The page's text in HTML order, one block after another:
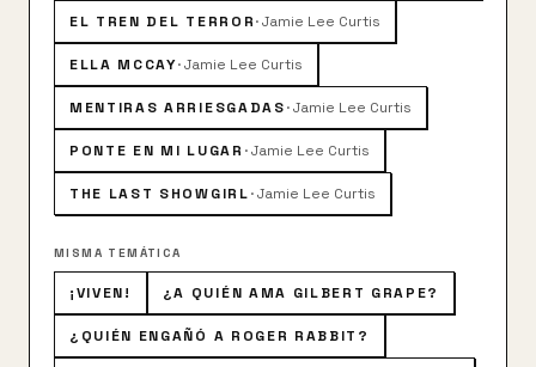
EL TREN DEL TERROR·Jamie Lee Curtis
ELLA MCCAY·Jamie Lee Curtis
MENTIRAS ARRIESGADAS·Jamie Lee Curtis
PONTE EN MI LUGAR ·Jamie Lee Curtis
THE LAST SHOWGIRL·Jamie Lee Curtis
MISMA TEMÁTICA
¡VIVEN! ¿A QUIÉN AMA GILBERT GRAPE?
¿QUIÉN ENGAÑÓ A ROGER RABBIT?